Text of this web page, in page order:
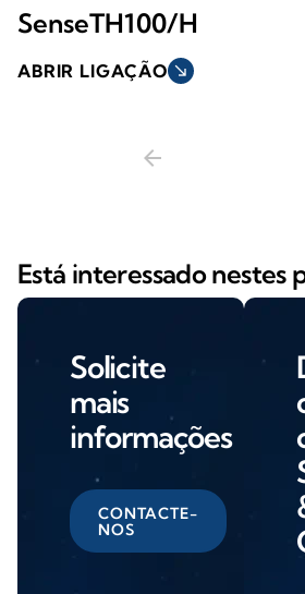
SenseTH100/H
ABRIR LIGAÇÃO south_east
arrow_back
Está interessado nestes
Solicite
mais
informações
CONTACTE-
NOS